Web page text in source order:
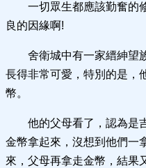
一切眾生都應該勤奮的
良的因緣啊!
舍衛城中有一家縉紳望
長得非常可愛，特別的是，
幣。
他的父母看了，認為是
金幣拿起來，沒想到他們一
來，父母再拿走金幣，結果